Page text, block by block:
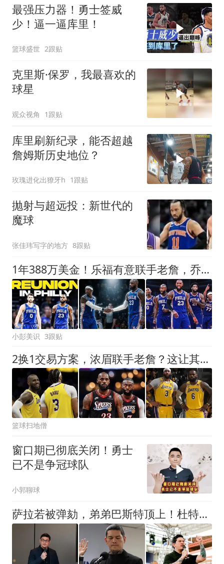
最强压力器！勇士签威
少！逼一逼库里！
篮球盛世 2跟贴
克里斯·保罗，我最喜欢的
球星
观众视角 1跟贴
库里刷新纪录，能否超越
詹姆斯历史地位？
玫瑰进化出獠牙h 1跟贴
抛射与超远投：新世代的
魔球
张佳玮写字的地方 8跟贴
1年388万美金！乐福有意联手老詹，乔治大交易的含金量还在提升
小彭美识 3跟贴
2换1交易方案，浓眉联手老詹？这让其他队怎么打
篮球扫地僧
窗口期已彻底关闭！勇士
已不是争冠球队
小郭聊球
萨拉若被弹劾，弟弟巴斯特顶上！杜特尔特家族备好B计划